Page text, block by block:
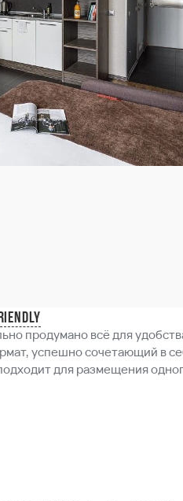
продумано всё для
успешно сочетающий в
для размещения